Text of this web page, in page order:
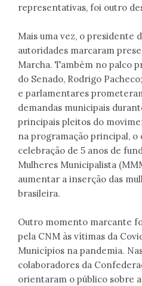
representativas, foi outro
Mais uma vez, o presidente
autoridades marcaram
Marcha. Também no palco
do Senado, Rodrigo
e parlamentares
demandas municipais
principais pleitos do
na programação principal, o
celebração de 5 anos de
Mulheres Municipalista
aumentar a inserção das
brasileira.
Outro momento marcante
pela CNM às vítimas da
Municípios na pandemia.
colaboradores da
orientaram o público sobre